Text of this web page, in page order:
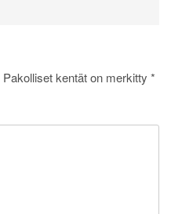
Pakolliset kentät on merkitty *